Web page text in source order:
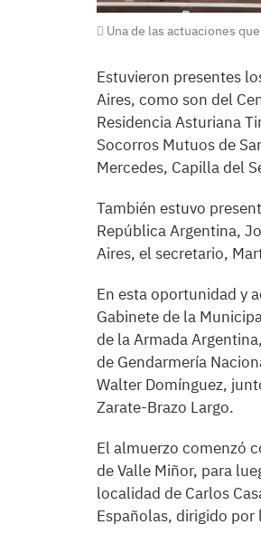
Una de las actuaciones
Estuvieron presentes
Aires, como son del
Residencia Asturiana
Socorros Mutuos de
Mercedes, Capilla del
También estuvo
República Argentina,
Aires, el secretario,
En esta oportunidad y
Gabinete de la
de la Armada
de Gendarmería
Walter Domínguez,
Zarate-Brazo Largo.
El almuerzo comenzó
de Valle Miñor, para
localidad de Carlos
Españolas, dirigido por